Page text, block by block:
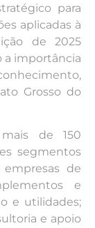
para
aplicadas à
de 2025
a importância
Grosso do
de 150
segmentos
de
e
e utilidades;
e apoio